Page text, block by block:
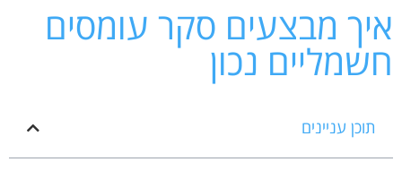
איך מבצעים סקר עומסים
חשמליים נכון
תוכן עניינים